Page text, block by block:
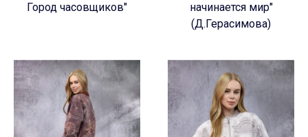
Город часовщиков"
начинается мир"
(Д.Герасимова)